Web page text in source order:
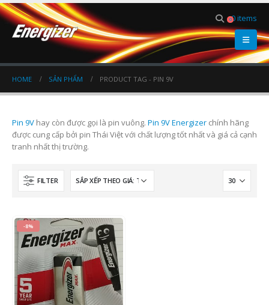
00 items
HOME SẢN PHẨM PRODUCT TAG - PIN 9V
Pin 9V hay còn được gọi là pin vuông. Pin 9V Energizer chính hãng
được cung cấp bởi pin Thái Việt với chất lượng tốt nhất và giá cả cạnh
tranh nhất thị trường.
FILTER
-8%
0out of 5
60.000 55.000₫